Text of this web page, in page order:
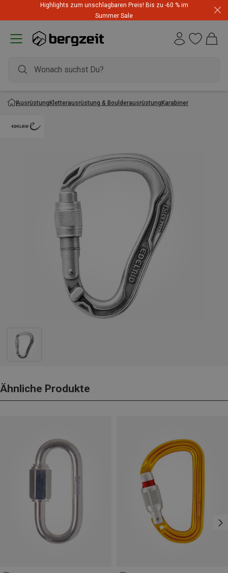
Highlights zum unschlagbaren Preis! Bis zu -60 % im
Summer Sale
AusrüstungKletterausrüstung & BoulderausrüstungKarabiner
Ähnliche Produkte